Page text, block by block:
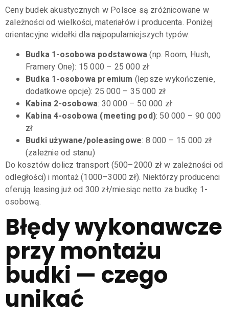
Ceny budek akustycznych w Polsce są zróżnicowane w
zależności od wielkości, materiałów i producenta. Poniżej
orientacyjne widełki dla najpopularniejszych typów:
Budka 1-osobowa podstawowa(np. Room, Hush,
Framery One): 15 000 – 25 000 zł
Budka 1-osobowa premium (lepsze wykończenie,
dodatkowe opcje): 25 000 – 35 000 zł
Kabina 2-osobowa: 30 000 – 50 000 zł
Kabina 4-osobowa (meeting pod): 50 000 – 90 000
zł
Budki używane/poleasingowe: 8 000 – 15 000 zł
(zależnie od stanu)
Do kosztów dolicz transport (500–2000 zł w zależności od
odległości) i montaż (1000–3000 zł). Niektórzy producenci
oferują leasing już od 300 zł/miesiąc netto za budkę 1-
osobową.
Błędy wykonawcze
przy montażu
budki — czego
unikać